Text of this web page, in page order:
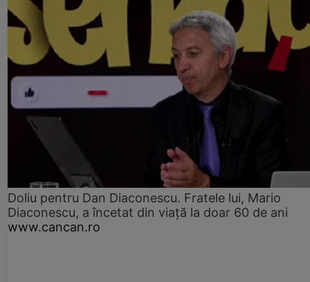
Doliu pentru Dan Diaconescu. Fratele lui, Mario
Diaconescu, a încetat din viață la doar 60 de ani
www.cancan.ro